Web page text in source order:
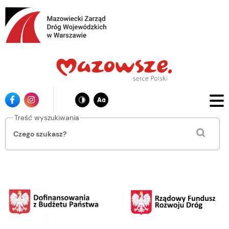
Przejdź
do
głównej
treści
Ikona
facebook
Ikona
instagrama
Treść wyszukiwania
Zarząd
Dróg